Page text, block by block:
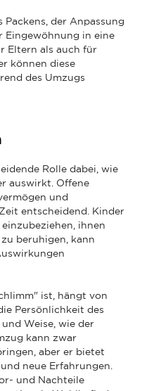
der Anpassung
Eingewöhnung in eine
Eltern als auch für
können diese
des Umzugs
Rolle dabei, wie
auswirkt. Offene
und
entscheidend. Kinder
ihnen
beruhigen, kann
ist, hängt von
Persönlichkeit des
Weise, wie der
kann zwar
aber er bietet
neue Erfahrungen.
und Nachteile